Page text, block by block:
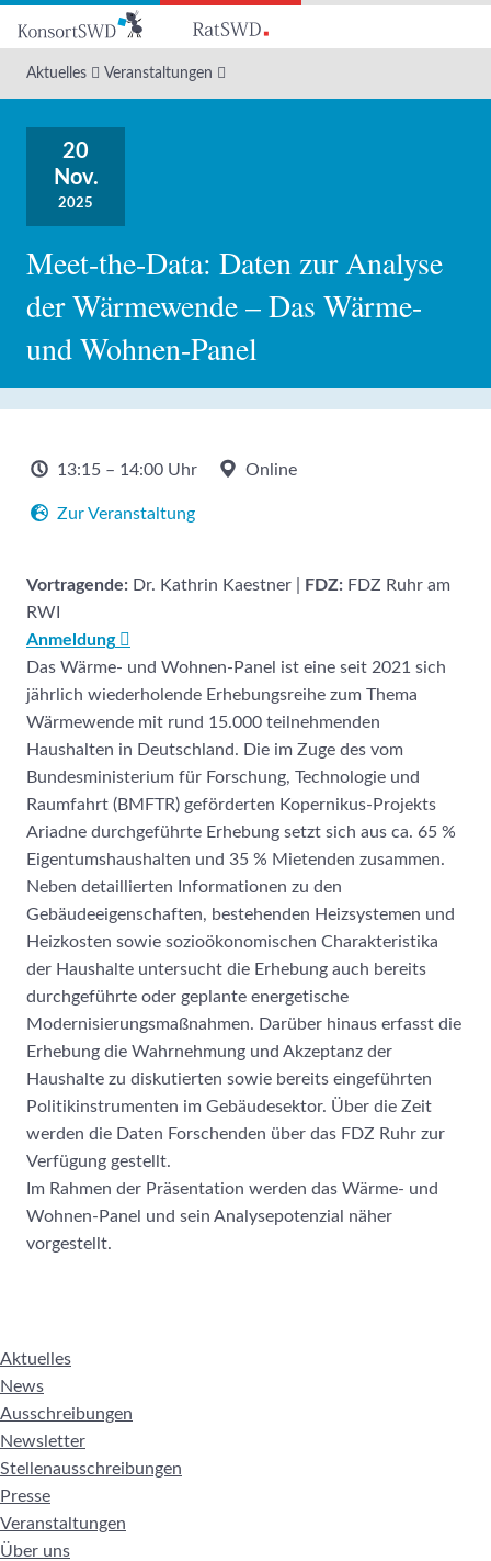
Hauptinhalt
Aktuelles Veranstaltungen
20
Nov.
2025
Meet-the-Data: Daten zur Analyse
der Wärmewende – Das Wärme-
und Wohnen-Panel
13:15 – 14:00 Uhr Online
Zur Veranstaltung
Vortragende: Dr. Kathrin Kaestner | FDZ: FDZ Ruhr am
RWI
Anmeldung
Das Wärme- und Wohnen-Panel ist eine seit 2021 sich
jährlich wiederholende Erhebungsreihe zum Thema
Wärmewende mit rund 15.000 teilnehmenden
Haushalten in Deutschland. Die im Zuge des vom
Bundesministerium für Forschung, Technologie und
Raumfahrt (BMFTR) geförderten Kopernikus-Projekts
Ariadne durchgeführte Erhebung setzt sich aus ca. 65 %
Eigentumshaushalten und 35 % Mietenden zusammen.
Neben detaillierten Informationen zu den
Gebäudeeigenschaften, bestehenden Heizsystemen und
Heizkosten sowie sozioökonomischen Charakteristika
der Haushalte untersucht die Erhebung auch bereits
durchgeführte oder geplante energetische
Modernisierungsmaßnahmen. Darüber hinaus erfasst die
Erhebung die Wahrnehmung und Akzeptanz der
Haushalte zu diskutierten sowie bereits eingeführten
Politikinstrumenten im Gebäudesektor. Über die Zeit
werden die Daten Forschenden über das FDZ Ruhr zur
Verfügung gestellt.
Im Rahmen der Präsentation werden das Wärme- und
Wohnen-Panel und sein Analysepotenzial näher
vorgestellt.
Aktuelles
News
Ausschreibungen
Newsletter
Stellenausschreibungen
Presse
Veranstaltungen
Über uns